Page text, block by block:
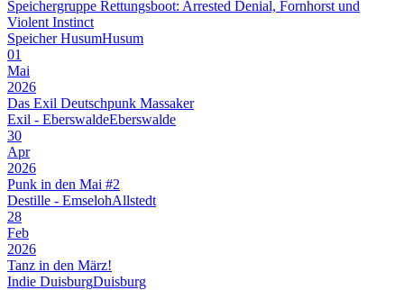
Speichergruppe Rettungsboot: Arrested Denial, Fornhorst und
Violent Instinct
Speicher HusumHusum
01
Mai
2026
Das Exil Deutschpunk Massaker
Exil - EberswaldeEberswalde
30
Apr
2026
Punk in den Mai #2
Destille - EmselohAllstedt
28
Feb
2026
Tanz in den März!
Indie DuisburgDuisburg